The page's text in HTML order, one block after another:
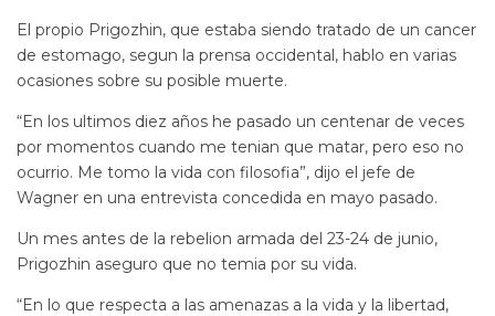
El propio Prigozhin, que estaba siendo tratado de un cancer
de estomago, segun la prensa occidental, hablo en varias
ocasiones sobre su posible muerte.
“En los ultimos diez años he pasado un centenar de veces
por momentos cuando me tenian que matar, pero eso no
ocurrio. Me tomo la vida con filosofia”, dijo el jefe de
Wagner en una entrevista concedida en mayo pasado.
Un mes antes de la rebelion armada del 23-24 de junio,
Prigozhin aseguro que no temia por su vida.
“En lo que respecta a las amenazas a la vida y la libertad,